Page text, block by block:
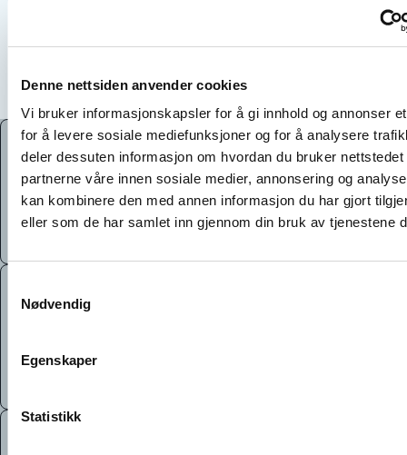
Denne nettsiden anvender cookies
Vi bruker informasjonskapsler for å gi innhold og annonser
for å levere sosiale mediefunksjoner og for å analysere
deler dessuten informasjon om hvordan du bruker
partnerne våre innen sosiale medier, annonsering og
kan kombinere den med annen informasjon du har gjort
eller som de har samlet inn gjennom din bruk av tjenestene
Nødvendig
Egenskaper
Statistikk
Suba
MG
Ærlege svar frå ekte bileigarar
Ufiltrerte svar om bruk, eigarskap og salsprosessen.
Spør om kva du vil i privat chat.
Ingen seljarar, ingen kommisjonar, berre dine